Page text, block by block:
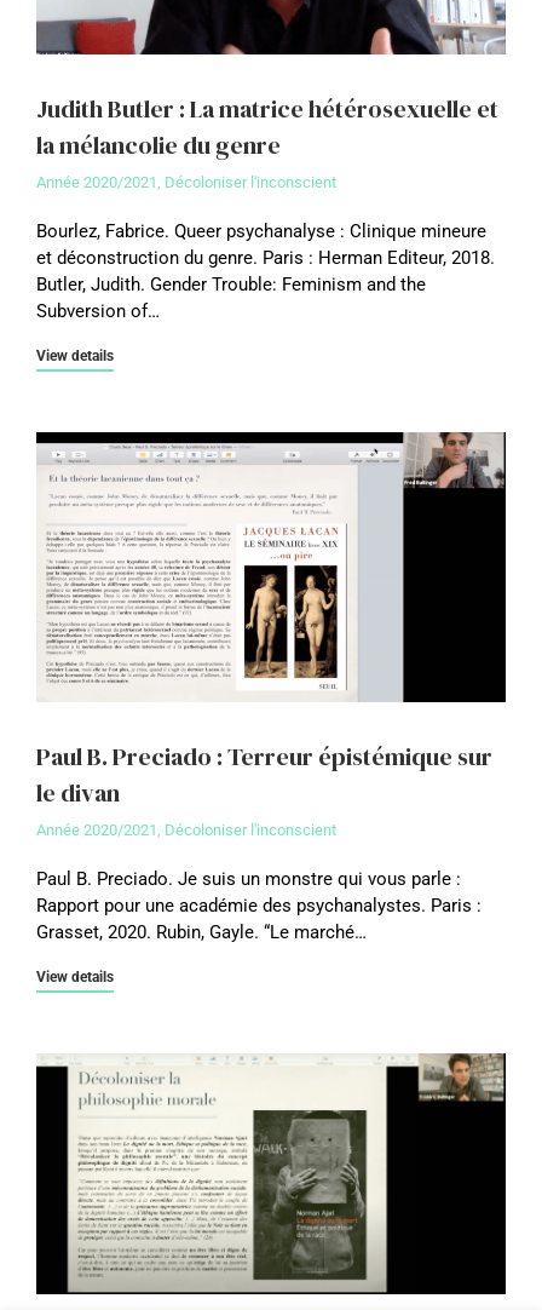
Judith Butler : La matrice hétérosexuelle et
la mélancolie du genre
Année 2020/2021, Décoloniser l'inconscient
Bourlez, Fabrice. Queer psychanalyse : Clinique mineure
et déconstruction du genre. Paris : Herman Editeur, 2018.
Butler, Judith. Gender Trouble: Feminism and the
Subversion of…
View details
Paul B. Preciado : Terreur épistémique sur
le divan
Année 2020/2021 Décoloniser l'inconscient
Paul B. Preciado. Je suis un monstre qui vous parle :
Rapport pour une académie des psychanalystes. Paris :
Grasset, 2020. Rubin, Gayle. “Le marché…
View details